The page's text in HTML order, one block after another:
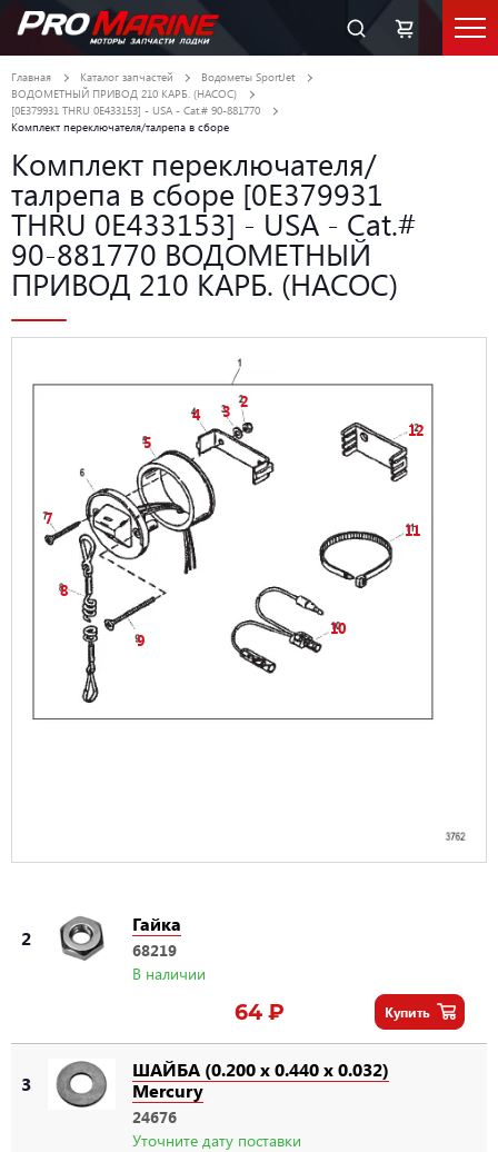
Главная Каталог запчастей
Водометы SportJet
ВОДОМЕТНЫЙ ПРИВОД 210 КАРБ. (НАСОС)
[0E379931 THRU 0E433153] - USA - Cat.# 90-881770
Комплект переключателя/талрепа в сборе
Комплект переключателя/
талрепа в сборе [0E379931
THRU 0E433153] - USA - Cat.#
90-881770 ВОДОМЕТНЫЙ
ПРИВОД 210 КАРБ. (НАСОС)
2
3
4
5
7
8
9
10
11
12
2
Гайка
68219
В наличии
64 ₽ Купить
3
ШАЙБА (0.200 x 0.440 x 0.032)
Mercury
24676
Уточните дату поставки